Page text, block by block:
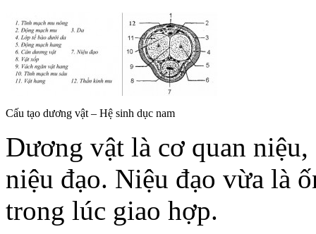
Cấu tạo dương vật – Hệ sinh dục nam
Dương vật là cơ quan
niệu đạo. Niệu đạo vừa là
trong lúc giao hợp.